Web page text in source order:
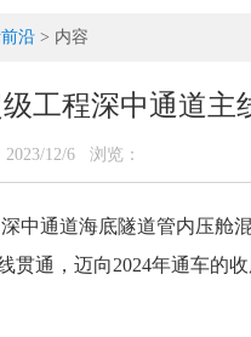
沿 > 内容
工程深中通道主
12/6 浏览：
深中通道海底隧道管内压舱
贯通，迈向2024年通车的收